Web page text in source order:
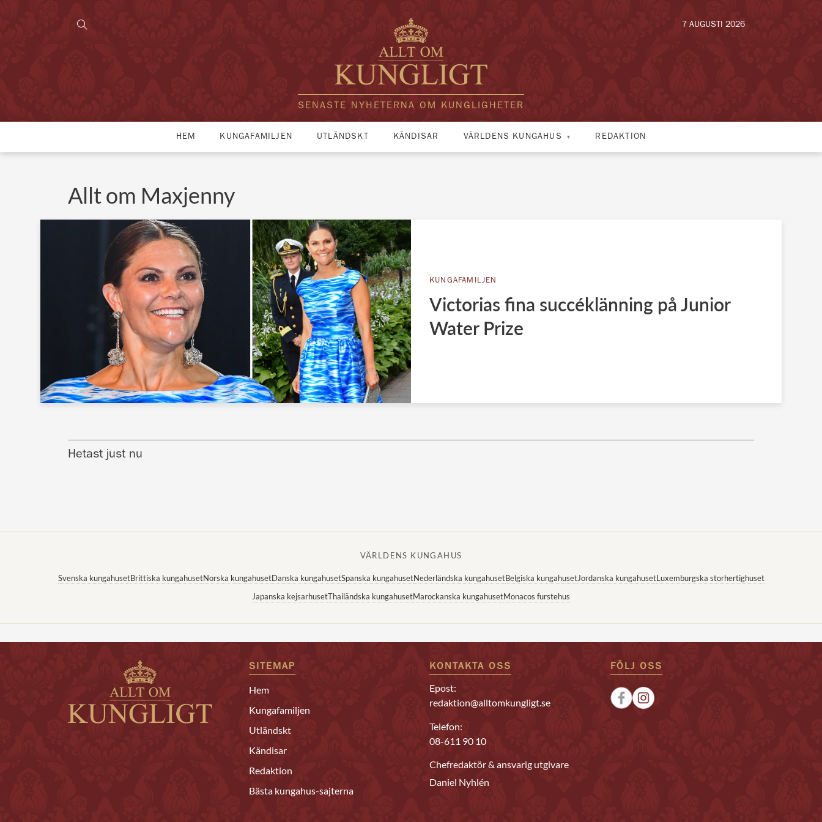
SENASTE NYHETERNA OM KUNGLIGHETER
7 AUGUSTI 2026
HEM KUNGAFAMILJEN UTLÄNDSKT KÄNDISAR VÄRLDENS KUNGAHUS REDAKTION
Allt om Maxjenny
KUNGAFAMILJEN
Victorias fina succéklänning på Junior
Water Prize
Hetast just nu
VÄRLDENS KUNGAHUS
Svenska kungahusetBrittiska kungahusetNorska kungahusetDanska kungahusetSpanska kungahusetNederländska kungahusetBelgiska kungahusetJordanska kungahusetLuxemburgska storhertighuset
Japanska kejsarhusetThailändska kungahusetMarockanska kungahusetMonacos furstehus
SITEMAP
Hem
Kungafamiljen
Utländskt
Kändisar
Redaktion
Bästa kungahus-sajterna
KONTAKTA OSS
Epost:
redaktion@alltomkungligt.se
Telefon:
08-611 90 10
Chefredaktör & ansvarig utgivare
Daniel Nyhlén
FÖLJ OSS